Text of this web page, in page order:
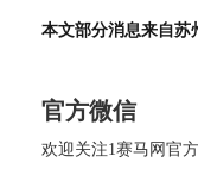
本文部分消息来自苏
官方微信
欢迎关注1赛马网官